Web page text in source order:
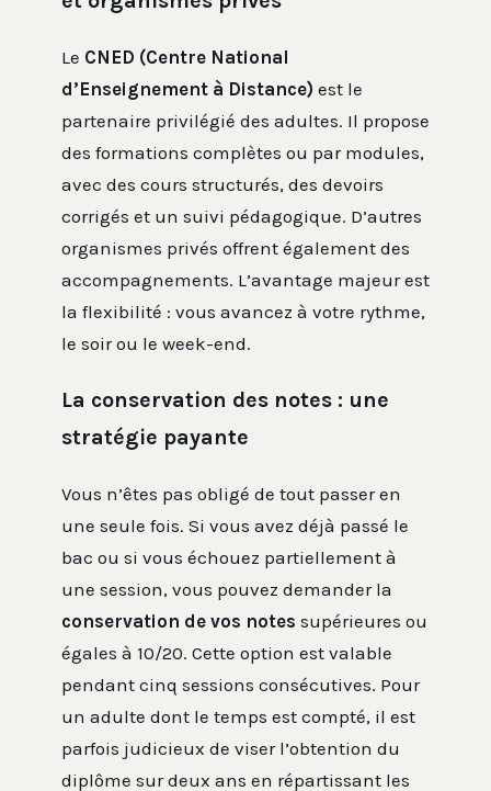
Le CNED (Centre National
d’Enseignement à Distance) est le
partenaire privilégié des adultes. Il propose
des formations complètes ou par modules,
avec des cours structurés, des devoirs
corrigés et un suivi pédagogique. D’autres
organismes privés offrent également des
accompagnements. L’avantage majeur est
la flexibilité : vous avancez à votre rythme,
le soir ou le week-end.
La conservation des notes : une
stratégie payante
Vous n’êtes pas obligé de tout passer en
une seule fois. Si vous avez déjà passé le
bac ou si vous échouez partiellement à
une session, vous pouvez demander la
conservation de vos notes supérieures ou
égales à 10/20. Cette option est valable
pendant cinq sessions consécutives. Pour
un adulte dont le temps est compté, il est
parfois judicieux de viser l’obtention du
diplôme sur deux ans en répartissant les